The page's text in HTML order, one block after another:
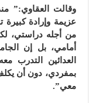
وقالت العقاوي:”
عزيمة وإرادة
من أجله دراستي،
أمامي، بل إن
العدائين التدرب
بمفردي، دون أن
معي”.